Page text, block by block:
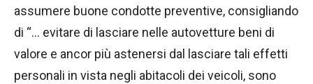
assumere buone condotte preventive, consigliando
di “… evitare di lasciare nelle autovetture beni di
valore e ancor più astenersi dal lasciare tali effetti
personali in vista negli abitacoli dei veicoli, sono